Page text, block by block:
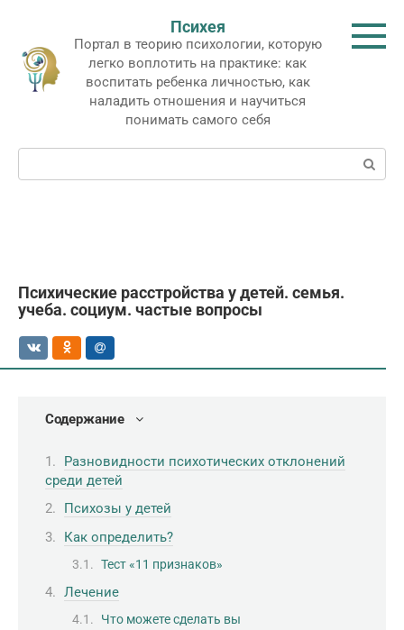
контенту
Психея
Портал в теорию психологии, которую
легко воплотить на практике: как
воспитать ребенка личностью, как
наладить отношения и научиться
понимать самого себя
Поиск:
Психические расстройства у детей. семья.
учеба. социум. частые вопросы
Содержание
Разновидности психотических отклонений
среди детей
Психозы у детей
Как определить?
Тест «11 признаков»
Лечение
Что можете сделать вы